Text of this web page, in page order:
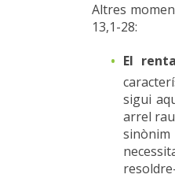
Altres
13,1-28:
El
sigui
arrel